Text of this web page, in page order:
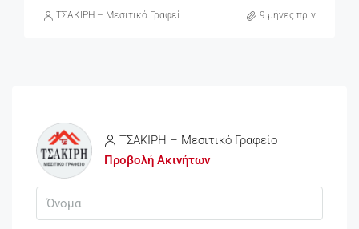
ΤΣΑΚΙΡΗ – Μεσιτικό Γραφείο 9 μήνες πριν
ΤΣΑΚΙΡΗ – Μεσιτικό Γραφείο
Προβολή Ακινήτων